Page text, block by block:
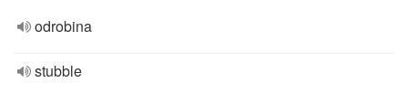
odrobina
stubble